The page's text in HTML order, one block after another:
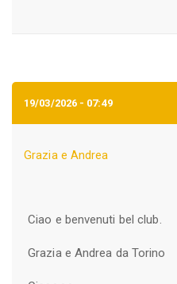
19/03/2026 - 07:49
Grazia e Andrea
Ciao e benvenuti bel club.
Grazia e Andrea da Torino